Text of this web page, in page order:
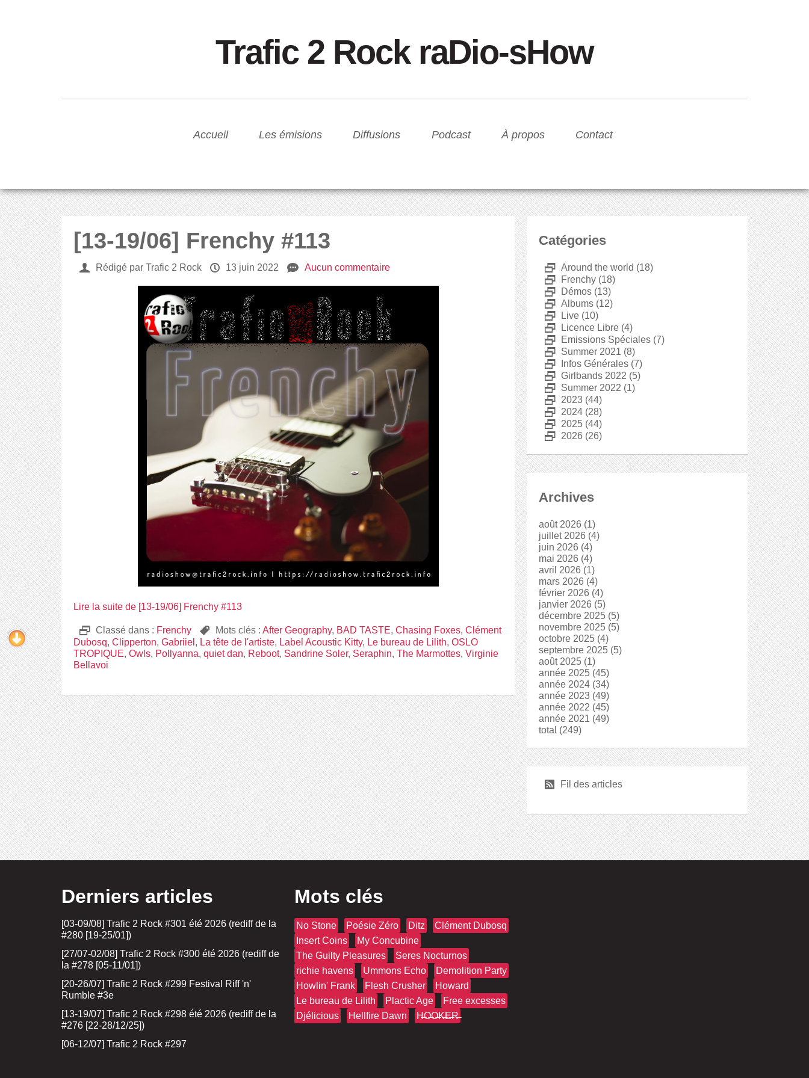
Trafic 2 Rock raDio-sHow
Accueil Les émisions Diffusions Podcast À propos Contact
[13-19/06] Frenchy #113
U Rédigé par Trafic 2 Rock P 13 juin 2022 e Aucun commentaire
Lire la suite de [13-19/06] Frenchy #113
D Classé dans : Frenchy , Mots clés : After Geography, BAD TASTE, Chasing Foxes, Clément
Dubosq, Clipperton, Gabriiel , La tête de l'artiste, Label Acoustic Kitty, Le bureau de Lilith, OSLO
TROPIQUE, Owls, Pollyanna, quiet dan, Reboot, Sandrine Soler, Seraphin, The Marmottes, Virginie
Bellavoi
Catégories
D Around the world (18)
D Frenchy (18)
D Démos (13)
D Albums (12)
D Live (10)
D Licence Libre (4)
D Emissions Spéciales (7)
D Summer 2021 (8)
D Infos Générales (7)
D Girlbands 2022 (5)
D Summer 2022 (1)
D 2023 (44)
D 2024 (28)
D 2025 (44)
D 2026 (26)
Archives
août 2026 (1)
juillet 2026 (4)
juin 2026 (4)
mai 2026 (4)
avril 2026 (1)
mars 2026 (4)
février 2026 (4)
janvier 2026 (5)
décembre 2025 (5)
novembre 2025 (5)
octobre 2025 (4)
septembre 2025 (5)
août 2025 (1)
année 2025 (45)
année 2024 (34)
année 2023 (49)
année 2022 (45)
année 2021 (49)
total (249)
r Fil des articles
Derniers articles
[03-09/08] Trafic 2 Rock #301 été 2026 (rediff de la
#280 [19-25/01])
[27/07-02/08] Trafic 2 Rock #300 été 2026 (rediff de
la #278 [05-11/01])
[20-26/07] Trafic 2 Rock #299 Festival Riff 'n'
Rumble #3e
[13-19/07] Trafic 2 Rock #298 été 2026 (rediff de la
#276 [22-28/12/25])
[06-12/07] Trafic 2 Rock #297
Mots clés
No Stone Poésie Zéro Ditz
Clément Dubosq
Insert Coins
My Concubine
The Guilty Pleasures
Seres Nocturnos
richie havens
Ummons Echo
Demolition Party
Howlin' Frank
Flesh Crusher
Howard
Le bureau de Lilith
Plactic Age
Free excesses
Djélicious
Hellfire Dawn H̶O̶O̶K̶E̶R̶